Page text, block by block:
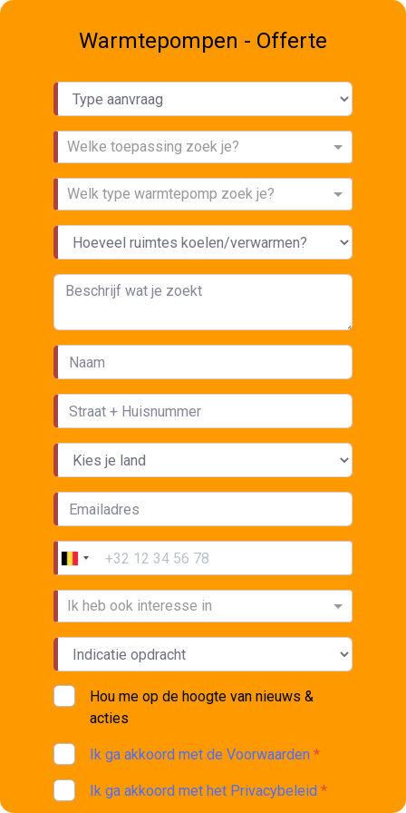
Warmtepompen - Offerte
Welke toepassing zoek je?
Welk type warmtepomp zoek je?
Ik heb ook interesse in
Hou me op de hoogte van nieuws &
acties
Ik ga akkoord met de Voorwaarden *
Ik ga akkoord met het Privacybeleid *